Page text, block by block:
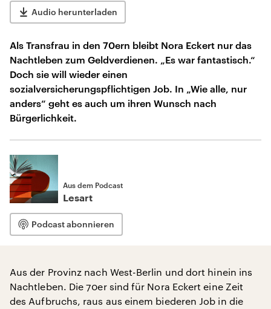
Audio herunterladen
Als Transfrau in den 70ern bleibt Nora Eckert nur das
Nachtleben zum Geldverdienen. „Es war fantastisch.“
Doch sie will wieder einen
sozialversicherungspflichtigen Job. In „Wie alle, nur
anders“ geht es auch um ihren Wunsch nach
Bürgerlichkeit.
Aus dem Podcast
Lesart
Podcast abonnieren
Aus der Provinz nach West-Berlin und dort hinein ins
Nachtleben. Die 70er sind für Nora Eckert eine Zeit
des Aufbruchs, raus aus einem biederen Job in die